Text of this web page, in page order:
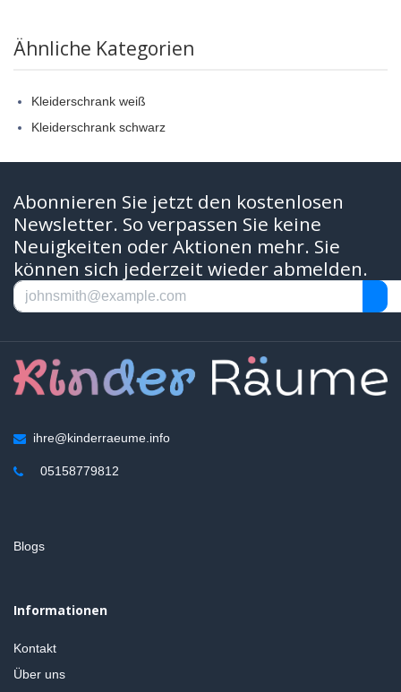
Ähnliche Kategorien
Kleiderschrank weiß
Kleiderschrank schwarz
Abonnieren Sie jetzt den kostenlosen
Newsletter. So verpassen Sie keine
Neuigkeiten oder Aktionen mehr. Sie
können sich jederzeit wieder abmelden.
ihre@kinderraeume.info
05158779812
Blogs
Informationen
Kontakt
Über uns